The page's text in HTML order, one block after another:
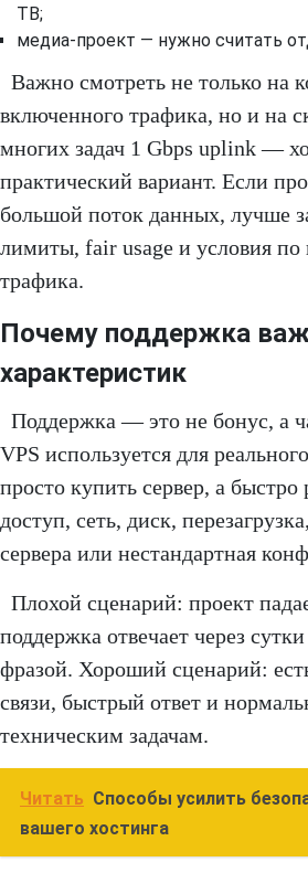
TB;
медиа-проект — нужно считать
Важно смотреть не только на
включенного трафика, но и на
многих задач 1 Gbps uplink —
практический вариант. Если
большой поток данных, лучше
лимиты, fair usage и условия
трафика.
Почему поддержка
характеристик
Поддержка — это не бонус, а
VPS используется для
просто купить сервер, а
доступ, сеть, диск,
сервера или нестандартная
Плохой сценарий: проект
поддержка отвечает через
фразой. Хороший сценарий:
связи, быстрый ответ и
техническим задачам.
Читать Способы усилить
вашего хостинга